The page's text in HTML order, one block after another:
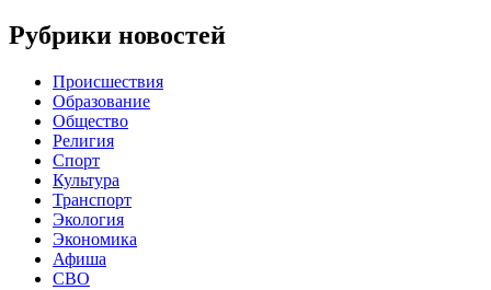
Рубрики новостей
Происшествия
Образование
Общество
Религия
Спорт
Культура
Транспорт
Экология
Экономика
Афиша
СВО